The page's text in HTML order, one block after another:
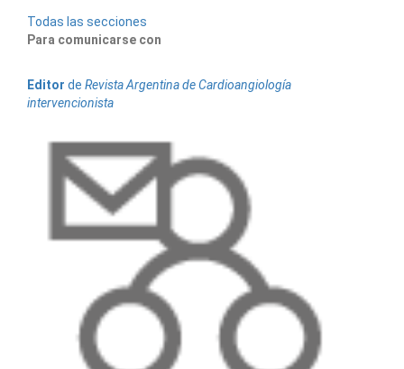
Todas las secciones
Para comunicarse con
Editor de Revista Argentina de Cardioangiología
intervencionista